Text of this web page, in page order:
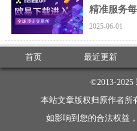
精准服务
2025-06-01
首页 最近更新
©2013-2025
本站文章版权归原作者所
如影响到您的合法权益